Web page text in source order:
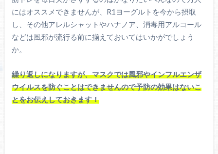
にはオススメできませんが、R1ヨーグルトを今から摂取
し、その他アレルシャットやハナノア、消毒用アルコール
などは風邪が流行る前に揃えておいてはいかがでしょう
か。
繰り返しになりますが、マスクでは風邪やインフルエンザ
ウイルスを防ぐことはできませんので予防の効果はないこ
とをお伝えしておきます！